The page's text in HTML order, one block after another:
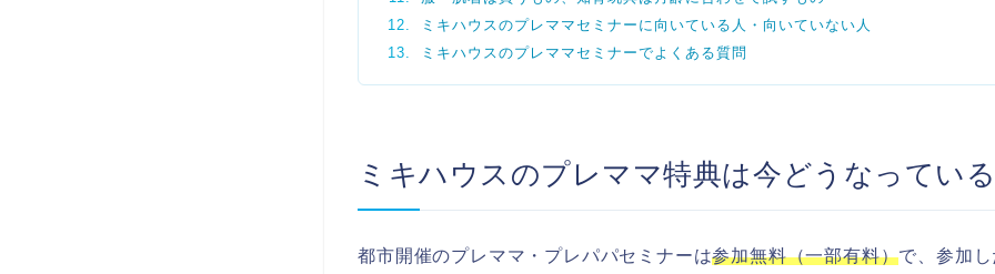
ミキハウスのプレママセミナーに向いている人・向いていない人
ミキハウスのプレママセミナーでよくある質問
ミキハウスのプレママ特典は今どうなってい
都市開催のプレママ・プレパパセミナーは参加無料（一部有料）で、参加